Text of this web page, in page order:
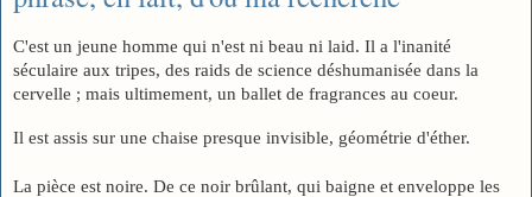
C'est un jeune homme qui n'est ni beau ni laid. Il a l'inanité
séculaire aux tripes, des raids de science déshumanisée dans la
cervelle ; mais ultimement, un ballet de fragrances au coeur.
Il est assis sur une chaise presque invisible, géométrie d'éther.
La pièce est noire. De ce noir brûlant, qui baigne et enveloppe les